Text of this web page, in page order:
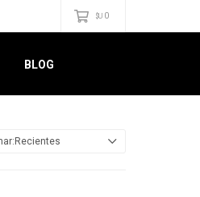
BLOG
$U 0
Recientes